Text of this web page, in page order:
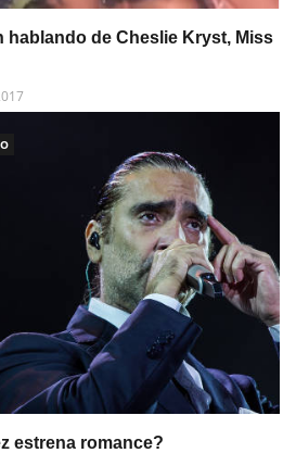
hablando de Cheslie Kryst, Miss
estrena romance?